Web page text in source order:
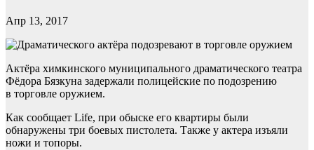
Апр 13, 2017
Актёра химкинского муниципального драматического театра
Фёдора Бязкуна задержали полицейские по подозрению
в торговле оружием.
Как сообщает Life, при обыске его квартиры были
обнаружены три боевых пистолета. Также у актера изъяли
ножи и топоры.